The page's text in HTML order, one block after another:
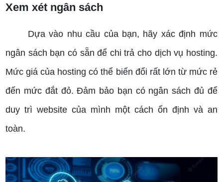
Xem xét ngân sách
Dựa vào nhu cầu của bạn, hãy xác định mức
ngân sách bạn có sẵn để chi trả cho dịch vụ hosting.
Mức giá của hosting có thể biến đổi rất lớn từ mức rẻ
đến mức đắt đỏ. Đảm bảo bạn có ngân sách đủ để
duy trì website của mình một cách ổn định và an
toàn.